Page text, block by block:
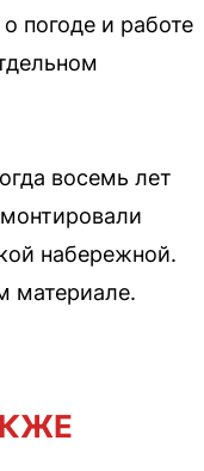
погоде и работе
восемь лет
набережной.
материале.